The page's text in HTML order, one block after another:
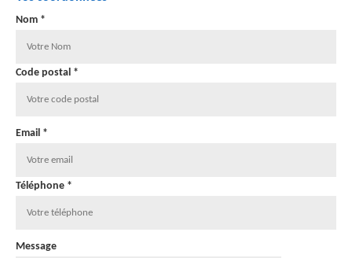
Nom *
Code postal *
Email *
Téléphone *
Message